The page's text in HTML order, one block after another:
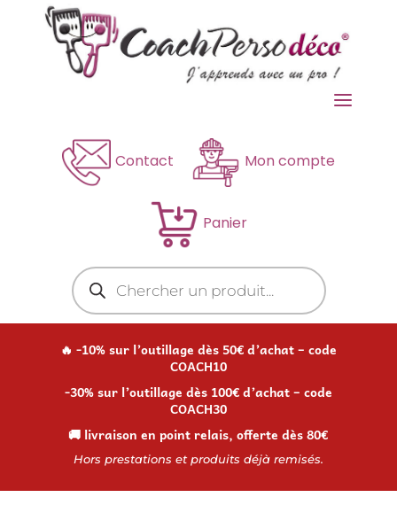
a
Contact Mon compte
Panier
Recherche
de
produits
🔥 -10% sur l’outillage dès 50€ d’achat – code
COACH10
-30% sur l’outillage dès 100€ d’achat – code
COACH30
🚚 livraison en point relais, offerte dès 80€
Hors prestations et produits déjà remisés.